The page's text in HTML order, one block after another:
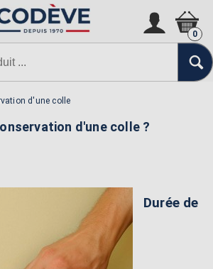
0
d'une colle
d'une colle ?
Durée de